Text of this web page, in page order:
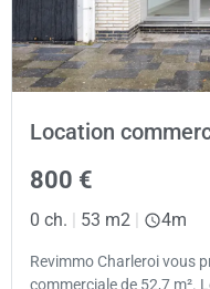
Location
800 €
0 ch. 53 m2 4m
Revimmo Charleroi vous
commerciale de 52,7 m².